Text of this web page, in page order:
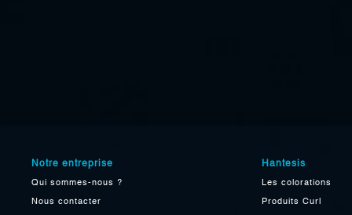
Notre entreprise
Qui sommes-nous ?
Nous contacter
Hantesis
Les colorations
Produits Curl